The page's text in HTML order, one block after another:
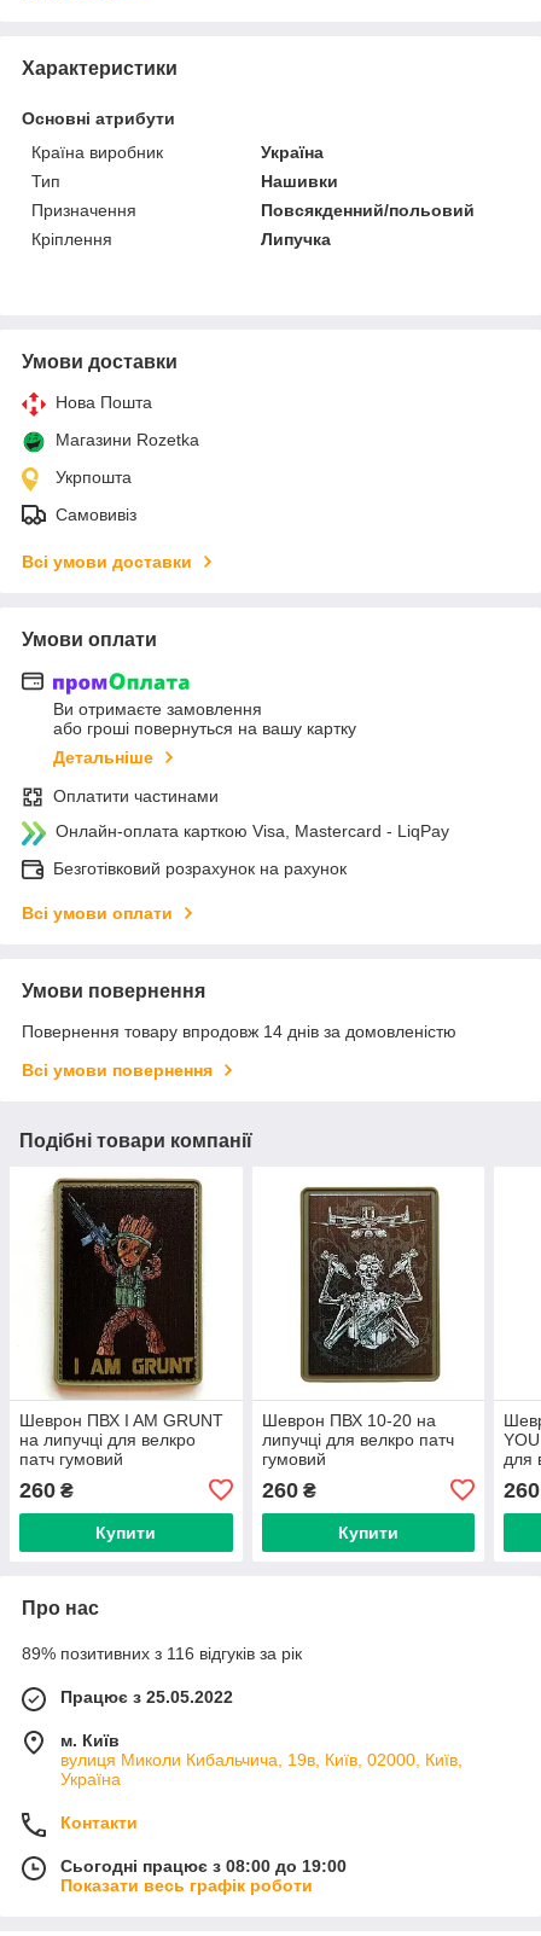
Характеристики
Основні атрибути
Країна виробник
Україна
Тип
Нашивки
Призначення
Повсякденний/польовий
Кріплення
Липучка
Умови доставки
Нова Пошта
Магазини Rozetka
Укрпошта
Самовивіз
Всі умови доставки
Умови оплати
Ви отримаєте замовлення
або гроші повернуться на вашу картку
Детальніше
Оплатити частинами
Онлайн-оплата карткою Visa, Mastercard - LiqPay
Безготівковий розрахунок на рахунок
Всі умови оплати
Умови повернення
Повернення товару впродовж 14 днів за домовленістю
Всі умови повернення
Подібні товари компанії
Шеврон ПВХ I AM GRUNT
на липучці для велкро
патч гумовий
260 ₴
Купити
Шеврон ПВХ 10-20 на
липучці для велкро патч
гумовий
260₴
Купити
для
260
Про нас
89% позитивних з 116 відгуків за рік
Працює з 25.05.2022
м. Київ
вулиця Миколи Кибальчича, 19в, Київ, 02000, Київ,
Україна
Контакти
Сьогодні працює з 08:00 до 19:00
Показати весь графік роботи